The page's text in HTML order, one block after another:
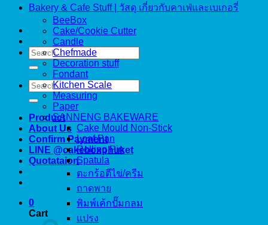
Search
for:
Search
for:
Product
About Us
Confirm Payment
LINE @cakeboxphuket
Quotataion
0
Cart
Bakery & Cafe Stuff | วัสดุ เกี่ยวกับคาเฟ่และเบเกอรี่
BeeBox
Cake/Cookie Cutter
Candle
Chefmade
Decoration stuff
Fondant
Kitchen Scale
Measuring
Paper
SANNENG BAKEWARE
Cake Mould Non-Stick
Loaf Pan
Rolling Pin
Spatula
ตะกร้อตีไข่/ครีม
ถาดพาย
พิมพ์เค้กปั๊มกลม
แปรง